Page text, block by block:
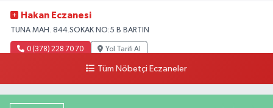
Hakan Eczanesi
TUNA MAH. 844.SOKAK NO:5 B BARTIN
0 (378) 228 70 70 Yol Tarifi Al
Tüm Nöbetçi Eczaneler